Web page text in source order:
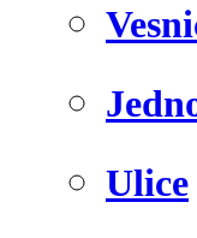
Ulice